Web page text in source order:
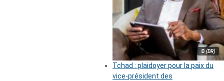
© (DR)
Tchad : plaidoyer pour la paix du
vice-président des